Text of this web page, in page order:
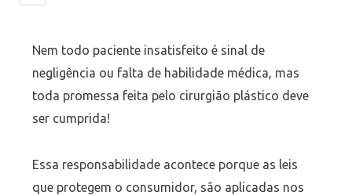
Nem todo paciente insatisfeito é sinal de
negligência ou falta de habilidade médica, mas
toda promessa feita pelo cirurgião plástico deve
ser cumprida!
Essa responsabilidade acontece porque as leis
que protegem o consumidor, são aplicadas nos